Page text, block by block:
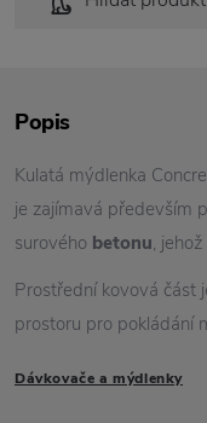
Popis
Kulatá mýdlenka
je zajímavá především
surového betonu,
Prostřední kovová část
prostoru pro pokládání
Dávkovače a mýdlenky